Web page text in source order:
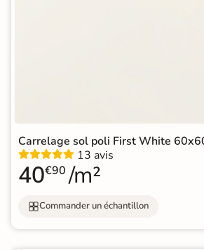
Carrelage sol poli First White
13 avis
40€90 /m²
Commander un échantillon